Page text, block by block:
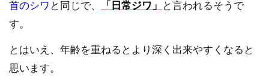
首のシワ と同じで、 「 日常ジワ 」
と言われるそうで
す。
とはいえ、年齢を重ねるとより深く出来やすくなると
思います。